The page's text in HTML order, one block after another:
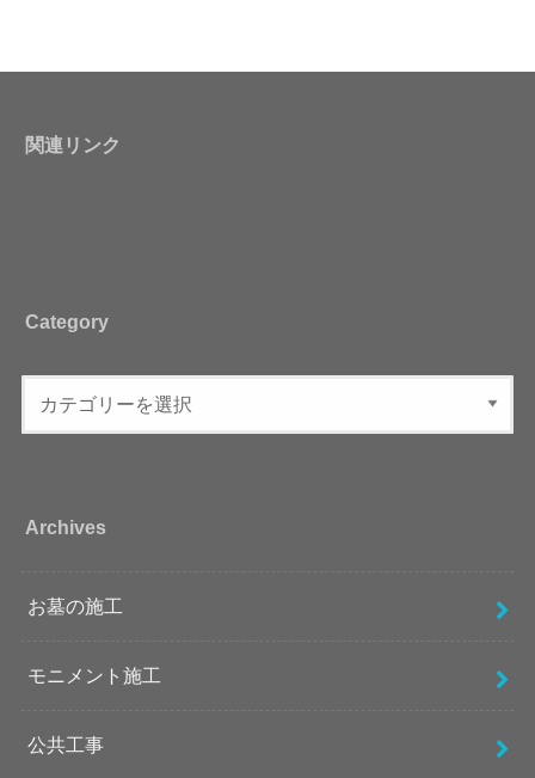
関連リンク
Category
Archives
お墓の施工
モニメント施工
公共工事